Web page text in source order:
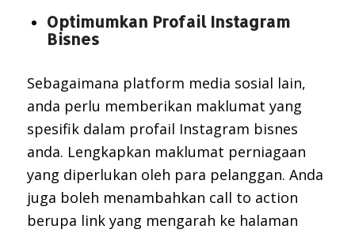
Optimumkan Profail Instagram
Bisnes
Sebagaimana platform media sosial lain,
anda perlu memberikan maklumat yang
spesifik dalam profail Instagram bisnes
anda. Lengkapkan maklumat perniagaan
yang diperlukan oleh para pelanggan. Anda
juga boleh menambahkan call to action
berupa link yang mengarah ke halaman